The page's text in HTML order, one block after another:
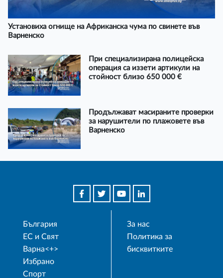
Установиха огнище на Африканска чума по свинете във
Варненско
При специализирана полицейска
операция са иззети артикули на
стойност близо 650 000 €
Продължават масираните проверки
за нарушители по плажовете във
Варненско
България
ЕС и Свят
Варна<+>
Избрано
Спорт
За нас
Политика за
бисквитките